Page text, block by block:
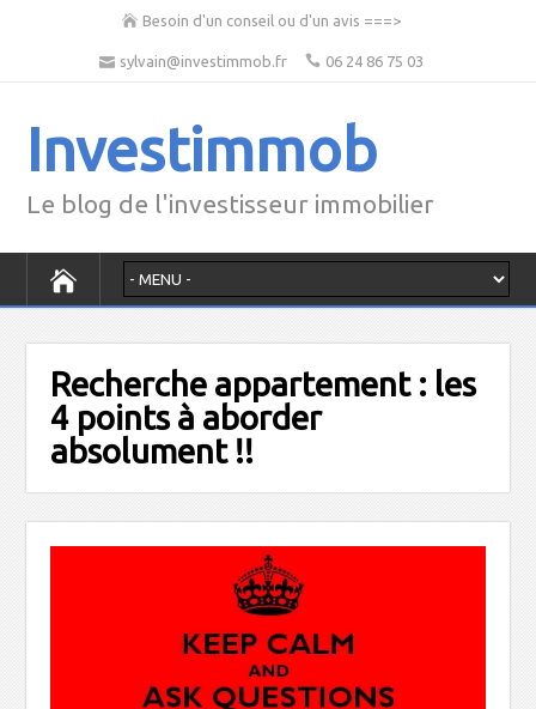
Besoin d'un conseil ou d'un avis ===>
sylvain@investimmob.fr 06 24 86 75 03
Investimmob
Le blog de l'investisseur immobilier
Recherche appartement : les
4 points à aborder
absolument !!